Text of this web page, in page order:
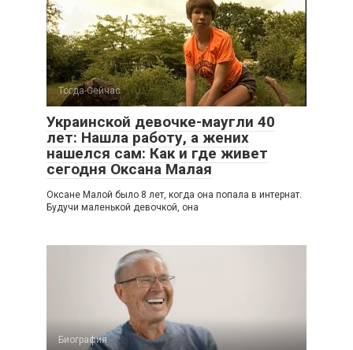
Тогда-Сейчас
Украинской девочке-маугли 40
лет: Нашла работу, а жених
нашелся сам: Как и где живет
сегодня Оксана Малая
Оксане Малой было 8 лет, когда она попала в интернат.
Будучи маленькой девочкой, она
Биография